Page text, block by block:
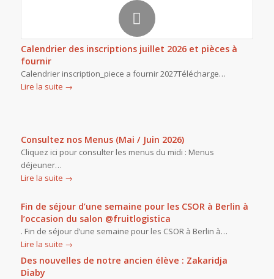
Calendrier des inscriptions juillet 2026 et pièces à
fournir
Calendrier inscription_piece a fournir 2027Télécharge…
Lire la suite →
Consultez nos Menus (Mai / Juin 2026)
Cliquez ici pour consulter les menus du midi : Menus
déjeuner…
Lire la suite →
Fin de séjour d’une semaine pour les CSOR à Berlin à
l’occasion du salon @fruitlogistica
. Fin de séjour d’une semaine pour les CSOR à Berlin à…
Lire la suite →
Des nouvelles de notre ancien élève : Zakaridja
Diaby